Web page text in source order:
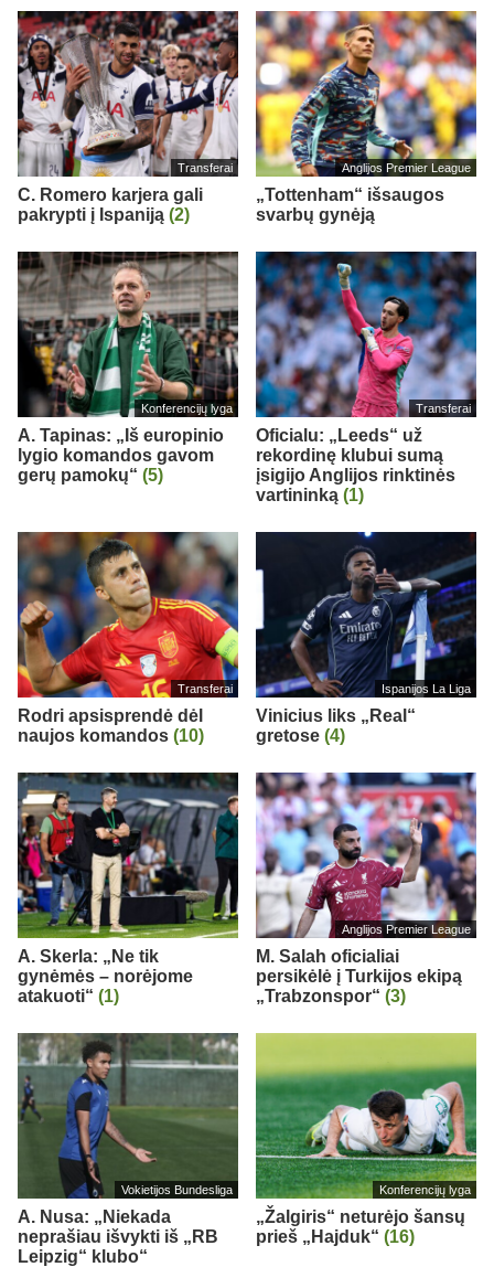
Transferai
C. Romero karjera gali
pakrypti į Ispaniją (2)
Anglijos Premier League
„Tottenham“ išsaugos
svarbų gynėją
Konferencijų lyga
A. Tapinas: „Iš europinio
lygio komandos gavom
gerų pamokų“ (5)
Transferai
Oficialu: „Leeds“ už
rekordinę klubui sumą
įsigijo Anglijos rinktinės
vartininką (1)
Transferai
Rodri apsisprendė dėl
naujos komandos (10)
Ispanijos La Liga
Vinicius liks „Real“
gretose (4)
A. Skerla: „Ne tik
gynėmės – norėjome
atakuoti“ (1)
Anglijos Premier League
M. Salah oficialiai
persikėlė į Turkijos ekipą
„Trabzonspor“ (3)
Vokietijos Bundesliga
A. Nusa: „Niekada
neprašiau išvykti iš „RB
Leipzig“ klubo“
Konferencijų lyga
„Žalgiris“ neturėjo šansų
prieš „Hajduk“ (16)